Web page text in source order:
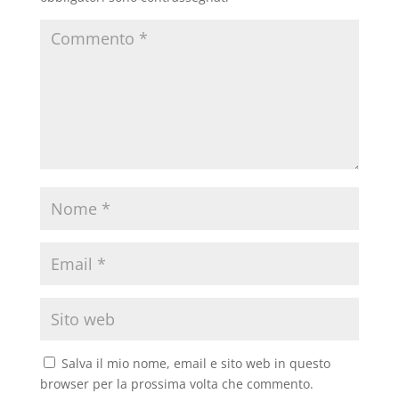
Salva il mio nome, email e sito web in questo
browser per la prossima volta che commento.